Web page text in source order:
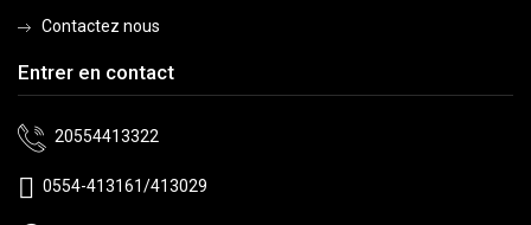
Contactez nous
Entrer en contact
20554413322
0554-413161/413029